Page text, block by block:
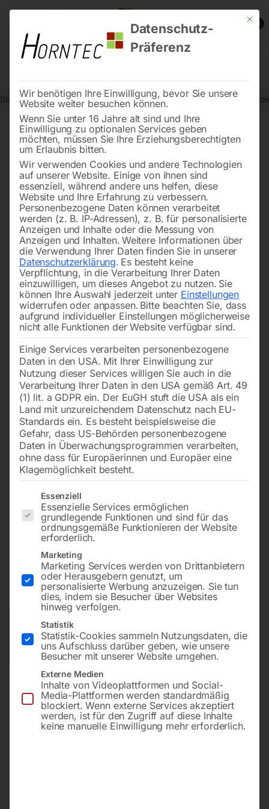
0
Start Metallbearbeitung Metallbandsägen - Zubehör
Torsionsfeder Nr. 37
zu HY 230-4
33,00
inkl. MwSt. zzgl.Versandkosten
Lieferzeit:ca. 2 - 3 Tage
Versandkosten Standard (Österreich):
Bitte beachten Sie: Die Versandkosten gelten für Österreich.
Andere Länder können abweichen.
In den Warenkorb
Mit
Datenschutz-
Präferenz
Wir benötigen Ihre Einwilligung, bevor Sie unsere
Website weiter besuchen können.
Wenn Sie unter 16 Jahre alt sind und Ihre
Einwilligung zu optionalen Services geben
möchten, müssen Sie Ihre Erziehungsberechtigten
um Erlaubnis bitten.
Wir verwenden Cookies und andere Technologien
auf unserer Website. Einige von ihnen sind
essenziell, während andere uns helfen, diese
Website und Ihre Erfahrung zu verbessern.
Personenbezogene Daten können verarbeitet
werden (z. B. IP-Adressen), z. B. für personalisierte
Anzeigen und Inhalte oder die Messung von
Anzeigen und Inhalten. Weitere Informationen über
die Verwendung Ihrer Daten finden Sie in unserer
Datenschutzerklärung. Es besteht keine
Verpflichtung, in die Verarbeitung Ihrer Daten
einzuwilligen, um dieses Angebot zu nutzen. Sie
können Ihre Auswahl jederzeit unter Einstellungen
widerrufen oder anpassen. Bitte beachten Sie, dass
aufgrund individueller Einstellungen möglicherweise
nicht alle Funktionen der Website verfügbar sind.
Einige Services verarbeiten personenbezogene
Daten in den USA. Mit Ihrer Einwilligung zur
Nutzung dieser Services willigen Sie auch in die
Verarbeitung Ihrer Daten in den USA gemäß Art. 49
(1) lit. a GDPR ein. Der EuGH stuft die USA als ein
Land mit unzureichendem Datenschutz nach EU-
Standards ein. Es besteht beispielsweise die
Gefahr, dass US-Behörden personenbezogene
Daten in Überwachungsprogrammen verarbeiten,
ohne dass für Europäerinnen und Europäer eine
Klagemöglichkeit besteht.
Es folgt eine Liste der Service-Gruppen, für die eine
Essenziell
Essenzielle Services ermöglichen
grundlegende Funktionen und sind für das
ordnungsgemäße Funktionieren der Website
erforderlich.
Marketing
Marketing Services werden von Drittanbietern
oder Herausgebern genutzt, um
personalisierte Werbung anzuzeigen. Sie tun
dies, indem sie Besucher über Websites
hinweg verfolgen.
Statistik
Statistik-Cookies sammeln Nutzungsdaten, die
uns Aufschluss darüber geben, wie unsere
Besucher mit unserer Website umgehen.
Externe Medien
Inhalte von Videoplattformen und Social-
Media-Plattformen werden standardmäßig
blockiert. Wenn externe Services akzeptiert
werden, ist für den Zugriff auf diese Inhalte
keine manuelle Einwilligung mehr erforderlich.